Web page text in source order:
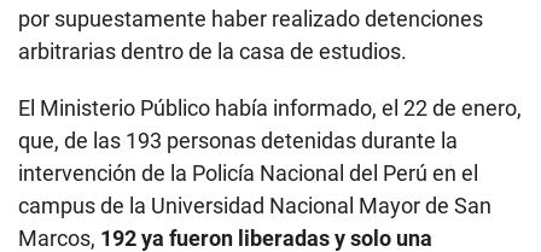
por supuestamente haber realizado detenciones
arbitrarias dentro de la casa de estudios.
El Ministerio Público había informado, el 22 de enero,
que, de las 193 personas detenidas durante la
intervención de la Policía Nacional del Perú en el
campus de la Universidad Nacional Mayor de San
Marcos, 192 ya fueron liberadas y solo una